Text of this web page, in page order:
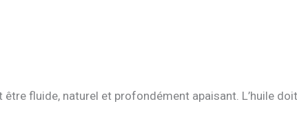
être fluide, naturel et profondément apaisant. L’huile